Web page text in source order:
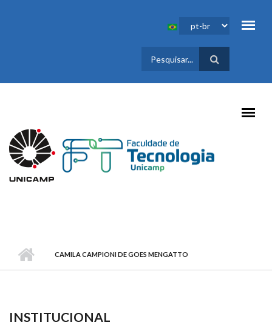
FORMULÁRIO
DE BUSCA
CAMILA CAMPIONI DE GOES MENGATTO
INSTITUCIONAL